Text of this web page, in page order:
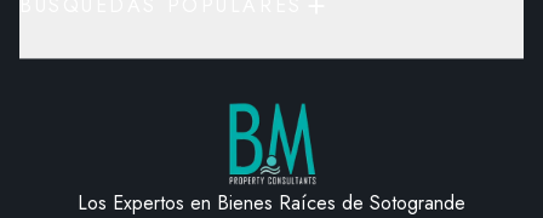
Los Expertos en Bienes Raíces de Sotogrande